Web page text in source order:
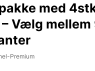
med
Vælg mellem
Premium